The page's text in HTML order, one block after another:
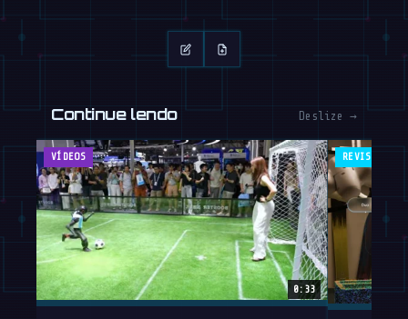
Continue lendo Deslize →
VÍDEOS
0:33
REVISTA